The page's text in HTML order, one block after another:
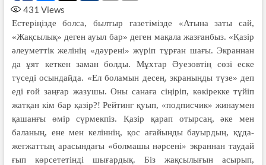
431 Views
Естеріңізде болса, былтыр газетімізде «Атына заты сай,
«Жақсылық» деген ауыл бар» деген мақала жазғанбыз. «Қазір
әлеуметтік желінің «дәурені» жүріп тұрған шағы. Экраннан
да ұят кеткен заман болды. Мұхтар Әуезовтің сөзі еске
түседі осындайда. «Ел боламын десең, экраныңды түзе» деп
еді ғой заңғар жазушы. Оны санаға сіңіріп, көкірекке түйіп
жатқан кім бар қазір?! Рейтинг қуып, «подписчик» жинаумен
қашанғы өмір сүрмекпіз. Қазір қарап отырсаң, әке мен
баланың, ене мен келіннің, қос ағайынды бауырдың, құда-
жегжаттың арасындағы «болмашы нәрсені» экраннан таудай
ғып көрсететінді шығардық. Біз жақсылығын асырып,